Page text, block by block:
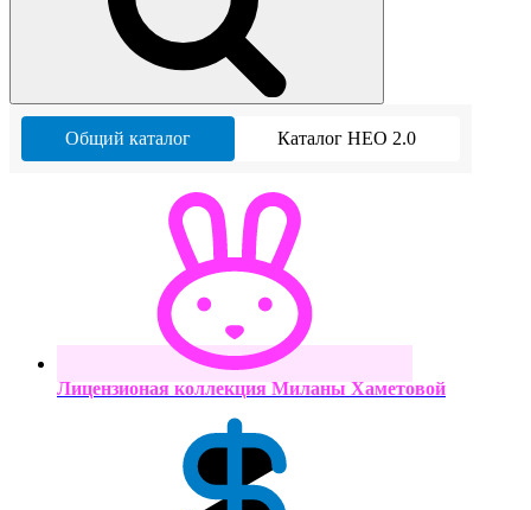
Общий каталог Каталог НЕО 2.0
Лицензионая коллекция Миланы Хаметовой